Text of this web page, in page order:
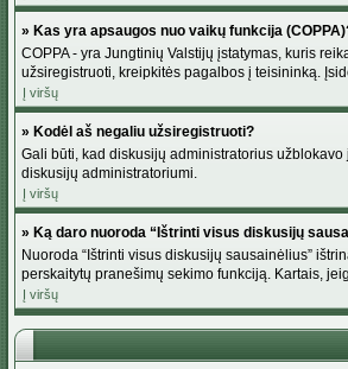
» Kas yra apsaugos nuo vaikų funkcija
COPPA - yra Jungtinių Valstijų įstatymas, kuris
užsiregistruoti, kreipkitės pagalbos į teisininką.
Į viršų
» Kodėl aš negaliu užsiregistruoti?
Gali būti, kad diskusijų administratorius
diskusijų administratoriumi.
Į viršų
» Ką daro nuoroda “Ištrinti visus diskusijų
Nuoroda “Ištrinti visus diskusijų sausainėlius”
perskaitytų pranešimų sekimo funkciją. Kartais,
Į viršų